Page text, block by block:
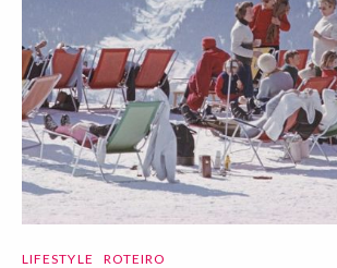
LIFESTYLE ROTEIRO